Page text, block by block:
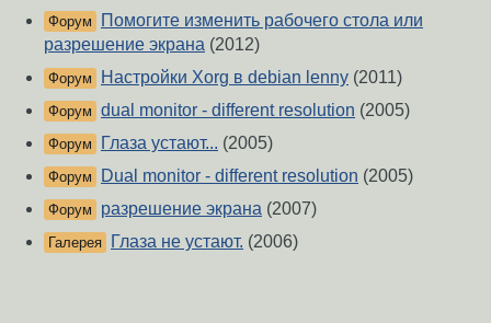
Форум
Помогите изменить рабочего стола или
разрешение экрана (2012)
Форум Настройки Xorg в debian lenny (2011)
Форум dual monitor - different resolution (2005)
Форум Глаза устают... (2005)
Форум Dual monitor - different resolution (2005)
Форум разрешение экрана (2007)
Галерея Глаза не устают. (2006)